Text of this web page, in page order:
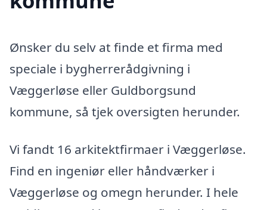
Ønsker du selv at finde et firma med
speciale i bygherrerådgivning i
Væggerløse eller Guldborgsund
kommune, så tjek oversigten herunder.
Vi fandt 16 arkitektfirmaer i Væggerløse.
Find en ingeniør eller håndværker i
Væggerløse og omegn herunder. I hele